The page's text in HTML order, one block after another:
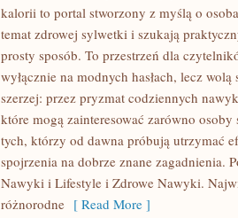
kalorii to portal stworzony z myślą o
temat zdrowej sylwetki i szukają
prosty sposób. To przestrzeń dla
wyłącznie na modnych hasłach, lecz
szerzej: przez pryzmat codziennych
które mogą zainteresować zarówno
tych, którzy od dawna próbują utrzymać
spojrzenia na dobrze znane zagadnienia.
Nawyki i Lifestyle i Zdrowe Nawyki.
różnorodne [ Read More ]